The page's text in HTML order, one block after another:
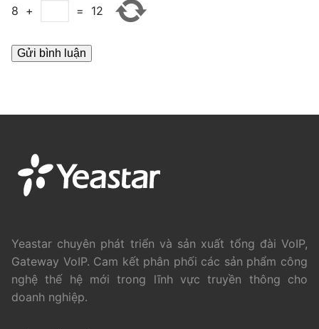
8 + = 12
Yeastar chuyên phát triển và sản xuất tổng đài VoIP,
Gateway VoIP. Cam kết phân phối các sản phẩm công
nghệ thế hệ mới trong lĩnh vực truyền thông cho
doanh nghiệp.